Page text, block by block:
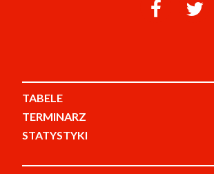
TABELE
TERMINARZ
STATYSTYKI